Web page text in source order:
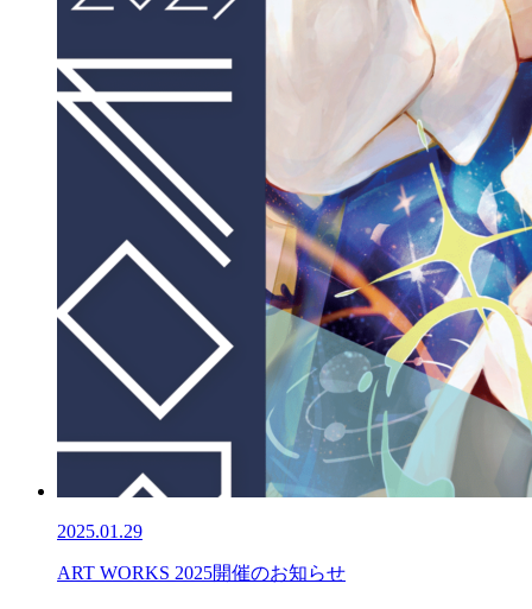
2025.01.29
ART WORKS 2025開催のお知らせ